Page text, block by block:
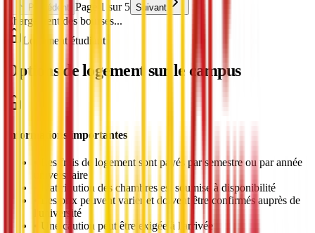
Précédent Page 1 sur 5 Suivant
Chargement des bourses...
Logement étudiant
Options de logement sur le campus
Informations importantes
Les frais de logement sont payés par semestre ou par année
universitaire
L'attribution des chambres est soumise à disponibilité
Les prix peuvent varier et doivent être confirmés auprès de
l'université
Une caution peut être exigée à l'arrivée